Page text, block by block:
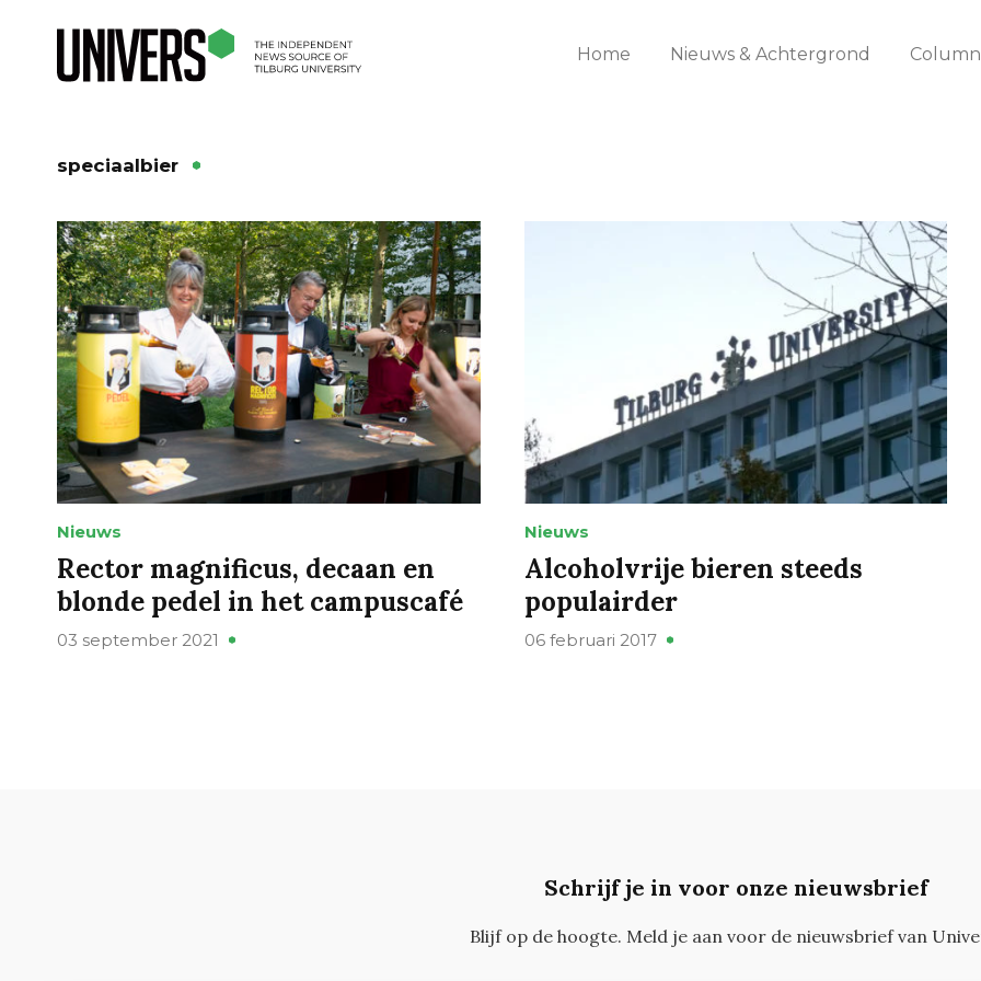
Home Nieuws & Achtergrond
speciaalbier
Nieuws
Rector magnificus, decaan en
blonde pedel in het campuscafé
03 september 2021
Nieuws
Alcoholvrije bieren steeds
populairder
06 februari 2017
Schrijf je in voor onze nieuwsbrief
Blijf op de hoogte. Meld je aan voor de nieuwsbrief van